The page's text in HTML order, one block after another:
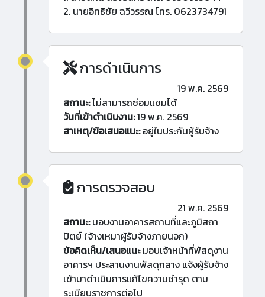
2. นายอิทธิชัย ฉวีวรรณ โทร. 0623734791
การดำเนินการ
19 พ.ค. 2569
สถานะ:ไม่สามารถซ่อมแซมได้
วันที่เข้าดำเนินงาน:19 พ.ค. 2569
สาเหตุ/ข้อเสนอแนะ:อยู่ในประกันผู้รับจ้าง
การตรวจสอบ
21 พ.ค. 2569
สถานะ:มอบงานอาคารสถานที่และภูมิสถา
ปัตย์ (จ้างเหมาผู้รับจ้างภายนอก)
ข้อคิดเห็น/เสนอแนะมอบเจ้าหน้าที่พัสดุงาน
อาคารฯ ประสานงานพัสดุกลาง แจ้งผู้รับจ้าง
เข้ามาดำเนินการแก้ไขความชำรุด ตาม
ระเบียบราชการต่อไป